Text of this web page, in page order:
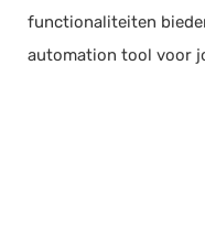
functionaliteiten
automation tool voor